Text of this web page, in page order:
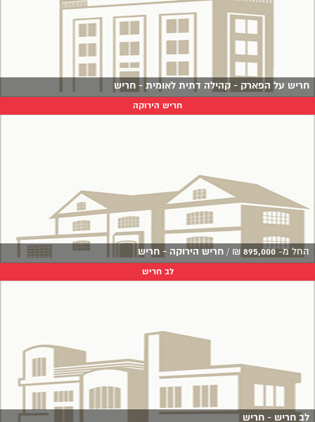
חריש על הפארק - קהילה דתית לאומית - חריש
חריש הירוקה
החל מ- 895,000
₪
/ חריש הירוקה - חריש
לב חריש
לב חריש - חריש